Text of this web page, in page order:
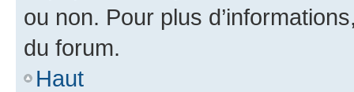
ou non. Pour plus
du forum.
Haut